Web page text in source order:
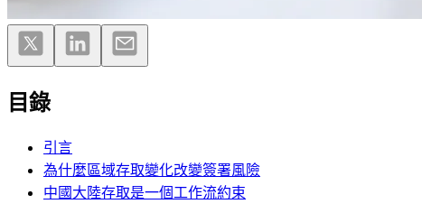
目錄
引言
為什麼區域存取變化改變簽署風險
中國大陸存取是一個工作流約束